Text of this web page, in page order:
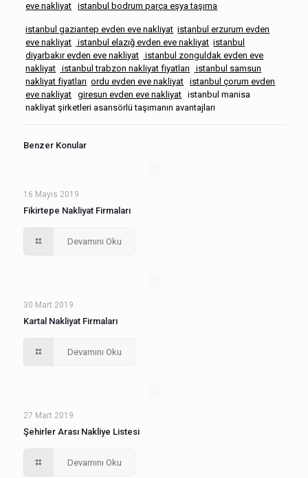
eve nakliyat
istanbul bodrum parça eşya taşıma
istanbul gaziantep evden eve nakliyat istanbul erzurum evden
eve nakliyat istanbul elazığ evden eve nakliyat istanbul
diyarbakır evden eve nakliyat istanbul zonguldak evden eve
nakliyat istanbul trabzon nakliyat fiyatları
istanbul samsun
nakliyat fiyatları ordu evden eve nakliyat
istanbul çorum evden
eve nakliyat
giresun evden eve nakliyat istanbul manisa
nakliyat şirketleriasansörlü taşımanın avantajları
Benzer Konular
16 Mayıs 2019
Fikirtepe Nakliyat Firmaları
Devamını Oku
30 Mart 2019
Kartal Nakliyat Firmaları
Devamını Oku
27 Mart 2019
Şehirler Arası Nakliye Listesi
Devamını Oku